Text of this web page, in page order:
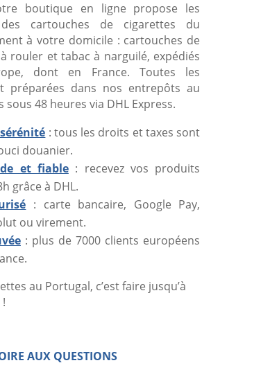
boutique en ligne propose les
cartouches de cigarettes du
à votre domicile : cartouches de
rouler et tabac à narguilé, expédiés
dont en France. Toutes les
préparées dans nos entrepôts au
sous 48 heures via DHL Express.
: tous les droits et taxes sont
douanier.
et fiable: recevez vos produits
grâce à DHL.
: carte bancaire, Google Pay,
ou virement.
: plus de 7000 clients européens
au Portugal, c’est faire jusqu’à
AUX QUESTIONS